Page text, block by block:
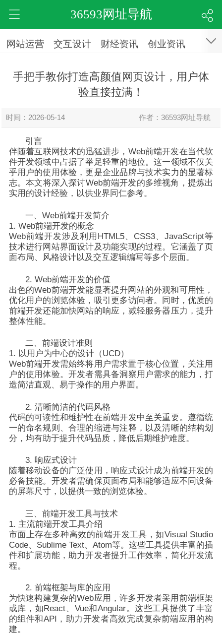
36593网址导航
网站运营 交互设计 财经资讯 创业资讯
手把手教你打造高颜值网页设计，用户体
验直接拉满！
时间：2026-05-14 作者：36593网址导航
引言
伴随着互联网技术的迅猛进步，Web前端开发在当代软
件开发领域中占据了举足轻重的地位。这一领域不仅关
乎用户的使用体验，更是企业品牌与技术实力的显著标
志。本文将深入探讨Web前端开发的多维视角，提炼出
实用的设计经验，以供业界同仁参考。
一、Web前端开发简介
1. Web前端开发的概念
Web前端开发涉及利用HTML5、CSS3、JavaScript等
技术进行网站界面设计及功能实现的过程。它涵盖了页
面布局、风格设计以及交互逻辑编写等多个层面。
2. Web前端开发的价值
出色的Web前端开发能显著提升网站的外观和可用性，
优化用户的浏览体验，吸引更多访问者。同时，优质的
前端开发还能加快网站的响应，减轻服务器压力，提升
整体性能。
二、前端设计准则
1. 以用户为中心的设计（UCD）
Web前端开发需始终将用户需求置于核心位置，关注用
户的使用体验。开发者需具备洞察用户需求的能力，打
造简洁直观、易于操作的用户界面。
2. 清晰简洁的代码风格
代码的可读性和维护性在前端开发中至关重要。遵循统
一的命名规则、合理的缩进与注释，以及清晰的结构划
分，均有助于提升代码品质，降低后期维护难度。
3. 响应式设计
随着移动设备的广泛使用，响应式设计成为前端开发的
必备技能。开发者需确保页面布局和能够适应不同设备
的屏幕尺寸，以提供一致的浏览体验。
三、前端开发工具与技术
1. 主流前端开发工具介绍
市面上存在多种高效的前端开发工具，如Visual Studio
Code、Sublime Text、Atom等。这些工具提供丰富的插
件和扩展功能，助力开发者提升工作效率，简化开发流
程。
2. 前端框架与库的应用
为快速构建复杂的Web应用，许多开发者采用前端框架
或库，如React、Vue和Angular。这些工具提供了丰富
的组件和API，助力开发者高效完成复杂前端应用的构
建。